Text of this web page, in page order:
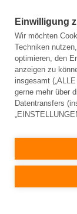
Für
MyNet
Topspeed-
Einwilligung
Wir möchten
Techniken
optimieren, den
anzeigen zu
insgesamt
gerne mehr über
Datentransfers